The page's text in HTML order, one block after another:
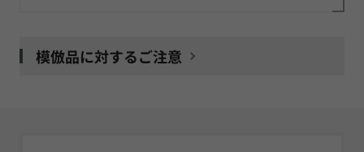
模倣品に対するご注意